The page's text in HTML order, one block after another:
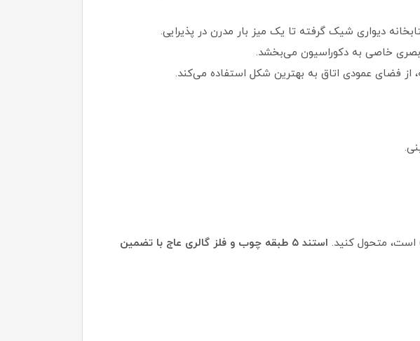
دیواری شیک گرفته تا یک میز بار مدرن در پذیرایی.
خاصی به دکوراسیون می‌بخشد.
از فضای عمودی اتاق به بهترین شکل استفاده می‌کند.
است، متحول کنید.
استند ۵ طبقه چوب و فلز گالری عاج با تضمین